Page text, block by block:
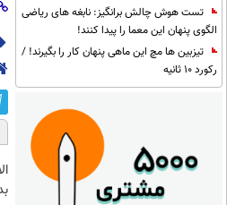
تست هوش چالش برانگیز: نابغه های ریاضی
الگوی پنهان این معما را پیدا کنند!
تیزبین ها مچ این ماهی پنهان کار را بگیرند! /
رکورد 10 ثانیه